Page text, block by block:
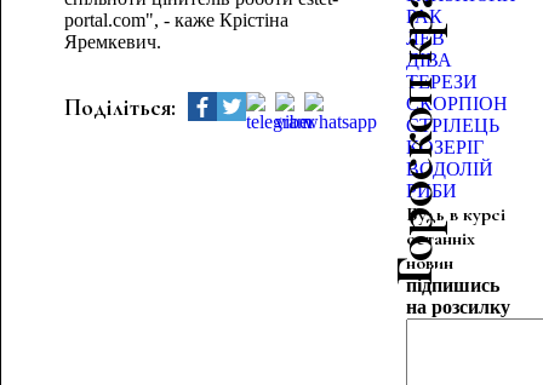
portal.com", - каже Крістіна
Яремкевич.
Поділіться: Гороскоп краси
РАК
ЛЕВ
ДІВА
ТЕРЕЗИ
СКОРПІОН
СТРІЛЕЦЬ
КОЗЕРІГ
ВОДОЛІЙ
РИБИ
Будь в курсі
останніх
новин
підпишись
на розсилку